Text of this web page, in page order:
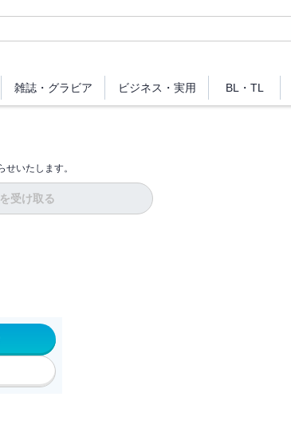
雑誌・ グラビア ビジネス ・実用 BL・TL
いたします。
受け取る